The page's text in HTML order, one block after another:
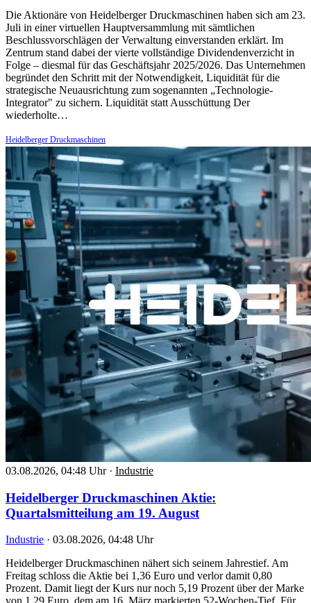
Die Aktionäre von Heidelberger Druckmaschinen haben sich am 23.
Juli in einer virtuellen Hauptversammlung mit sämtlichen
Beschlussvorschlägen der Verwaltung einverstanden erklärt. Im
Zentrum stand dabei der vierte vollständige Dividendenverzicht in
Folge – diesmal für das Geschäftsjahr 2025/2026. Das Unternehmen
begründet den Schritt mit der Notwendigkeit, Liquidität für die
strategische Neuausrichtung zum sogenannten „Technologie-
Integrator" zu sichern. Liquidität statt Ausschüttung Der
wiederholte…
Heidelberger Druckmaschinen
03.08.2026, 04:48 Uhr · Industrie
Heidelberger Druckmaschinen Aktie:
Quartalsmitteilung am 19. August
Industrie · 03.08.2026, 04:48 Uhr
Heidelberger Druckmaschinen nähert sich seinem Jahrestief. Am
Freitag schloss die Aktie bei 1,36 Euro und verlor damit 0,80
Prozent. Damit liegt der Kurs nur noch 5,19 Prozent über der Marke